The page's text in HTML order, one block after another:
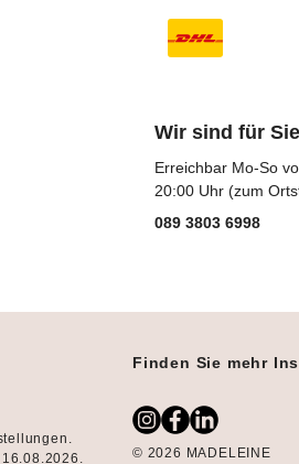
Wir sind für
Erreichbar Mo-So
20:00 Uhr (zum
089 3803 6998
Finden Sie mehr
© 2026 MADELEINE